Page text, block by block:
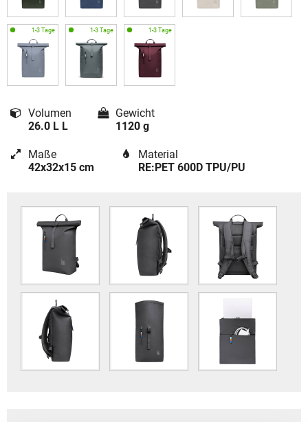
Volumen
26.0 L L
Gewicht
1120 g
Maße
42x32x15 cm
Material
RE:PET 600D TPU/PU